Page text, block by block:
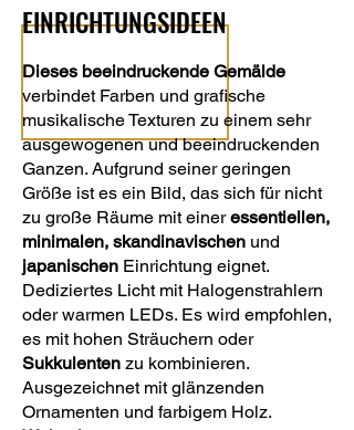
EINRICHTUNGSIDEEN
Dieses beeindruckende Gemälde
verbindet Farben und grafische
musikalische Texturen zu einem sehr
ausgewogenen und beeindruckenden
Ganzen. Aufgrund seiner geringen
Größe ist es ein Bild, das sich für nicht
zu große Räume mit eineressentiellen,
minimalen, skandinavischen und
japanischen Einrichtung eignet.
Dediziertes Licht mit Halogenstrahlern
oder warmen LEDs. Es wird empfohlen,
es mit hohen Sträuchern oder
Sukkulenten zu kombinieren.
Ausgezeichnet mit glänzenden
Ornamenten und farbigem Holz.